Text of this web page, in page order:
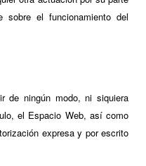
sobre el funcionamiento del
de ningún modo, ni siquiera
el Espacio Web, así como
expresa y por escrito